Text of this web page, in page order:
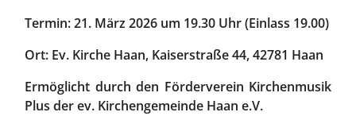
Termin: 21. März 2026 um 19.30 Uhr (Einlass 19.00)
Ort: Ev. Kirche Haan, Kaiserstraße 44, 42781 Haan
Ermöglicht durch den Förderverein Kirchenmusik
Plus der ev. Kirchengemeinde Haan e.V.